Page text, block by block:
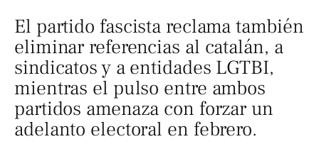
El partido fascista reclama también
eliminar referencias al catalán, a
sindicatos y a entidades LGTBI,
mientras el pulso entre ambos
partidos amenaza con forzar un
adelanto electoral en febrero.